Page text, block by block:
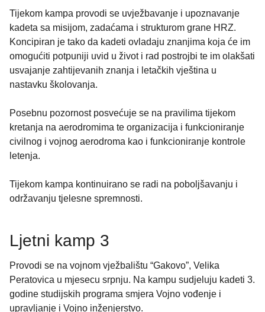
Tijekom kampa provodi se uvježbavanje i upoznavanje
kadeta sa misijom, zadaćama i strukturom grane HRZ.
Koncipiran je tako da kadeti ovladaju znanjima koja će im
omogućiti potpuniji uvid u život i rad postrojbi te im olakšati
usvajanje zahtijevanih znanja i letačkih vještina u
nastavku školovanja.
Posebnu pozornost posvećuje se na pravilima tijekom
kretanja na aerodromima te organizacija i funkcioniranje
civilnog i vojnog aerodroma kao i funkcioniranje kontrole
letenja.
Tijekom kampa kontinuirano se radi na poboljšavanju i
održavanju tjelesne spremnosti.
Ljetni kamp 3
Provodi se na vojnom vježbalištu “Gakovo”, Velika
Peratovica u mjesecu srpnju. Na kampu sudjeluju kadeti 3.
godine studijskih programa smjera Vojno vođenje i
upravljanje i Vojno inženjerstvo.